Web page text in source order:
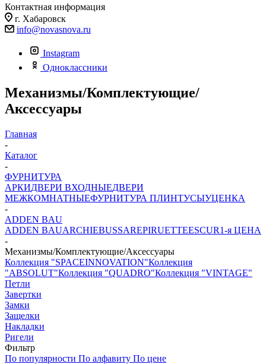
Контактная информация
г. Хабаровск
info@novasnova.ru
Instagram
Одноклассники
Механизмы/Комплектующие/
Аксессуары
Главная
-
Каталог
-
ФУРНИТУРА
АРКИДВЕРИ ВХОДНЫЕДВЕРИ
МЕЖКОМНАТНЫЕФУРНИТУРА ПЛИНТУСЫУЦЕНКА
-
ADDEN BAU
ADDEN BAUARCHIEBUSSAREPIRUETTEESCUR1-я ЦЕНА
-
Механизмы/Комплектующие/Аксессуары
Коллекция "SPACEINNOVATION"Коллекция
"ABSOLUT"Коллекция "QUADRO"Коллекция "VINTAGE"
Петли
Завертки
Замки
Защелки
Накладки
Ригели
Фильтр
По популярности По алфавиту По цене